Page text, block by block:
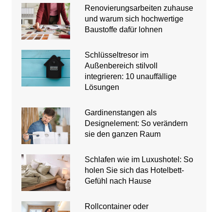
Renovierungsarbeiten zuhause
und warum sich hochwertige
Baustoffe dafür lohnen
Schlüsseltresor im
Außenbereich stilvoll
integrieren: 10 unauffällige
Lösungen
Gardinenstangen als
Designelement: So verändern
sie den ganzen Raum
Schlafen wie im Luxushotel: So
holen Sie sich das Hotelbett-
Gefühl nach Hause
Rollcontainer oder